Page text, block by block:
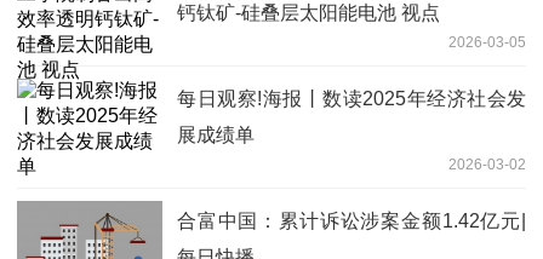
钙钛矿-硅叠层太阳能电池 视点
2026-03-05
每日观察!海报丨数读2025年经济社会发
展成绩单
2026-03-02
合富中国：累计诉讼涉案金额1.42亿元|